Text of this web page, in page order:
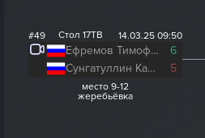
#49 Стол 17ТВ 14.03.25 09:50
Ефремов Тимофей
6
Сунгатуллин Карим
5
место 9-12
жеребьёвка